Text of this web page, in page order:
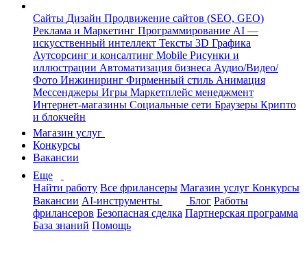
Сайты Дизайн Продвижение сайтов (SEO, GEO)
Реклама и Маркетинг Программирование AI —
искусственный интеллект Тексты 3D Графика
Аутсорсинг и консалтинг Mobile Рисунки и
иллюстрации Автоматизация бизнеса Аудио/Видео/
Фото Инжиниринг Фирменный стиль Анимация
Мессенджеры Игры Маркетплейс менеджмент
Интернет-магазины Социальные сети Браузеры Крипто
и блокчейн
Магазин услуг
Конкурсы
Вакансии
Еще
Найти работу Все фрилансеры Магазин услуг Конкурсы
Вакансии AI-инструменты Блог Работы
фрилансеров Безопасная сделка Партнерская программа
База знаний Помощь